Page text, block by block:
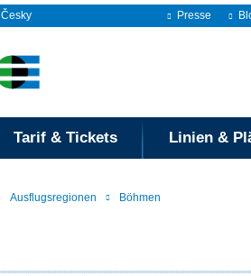
Česky Presse
Tarif & Tickets Linien &
Ausflugsregionen Böhmen